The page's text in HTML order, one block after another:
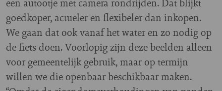
goedkoper, actueler en flexibeler dan inkopen.
We gaan dat ook vanaf het water en zo nodig op
de fiets doen. Voorlopig zijn deze beelden alleen
voor gemeentelijk gebruik, maar op termijn
willen we die openbaar beschikbaar maken.